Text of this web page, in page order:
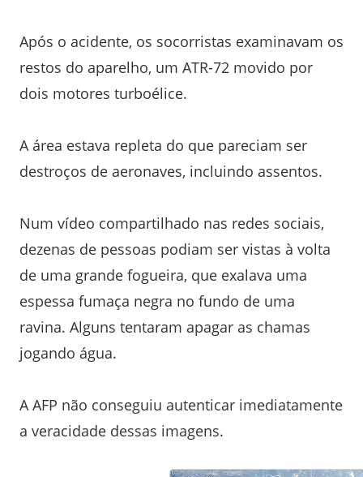
Após o acidente, os socorristas examinavam os
restos do aparelho, um ATR-72 movido por
dois motores turboélice.
A área estava repleta do que pareciam ser
destroços de aeronaves, incluindo assentos.
Num vídeo compartilhado nas redes sociais,
dezenas de pessoas podiam ser vistas à volta
de uma grande fogueira, que exalava uma
espessa fumaça negra no fundo de uma
ravina. Alguns tentaram apagar as chamas
jogando água.
A AFP não conseguiu autenticar imediatamente
a veracidade dessas imagens.